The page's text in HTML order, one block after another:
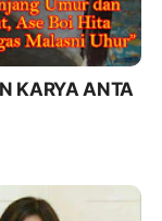
KARYA ANTA